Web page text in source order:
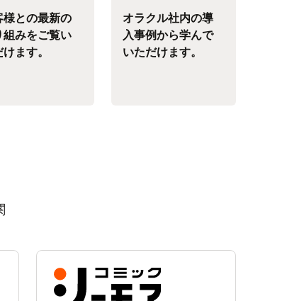
様との最新の
組みをご覧い
ます。
オラクル社内の導
入事例から学んで
いただけます。